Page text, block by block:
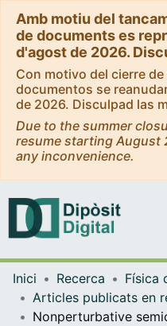
Amb motiu del
de documents es
d'agost de 2026.
Con motivo del cierre
documentos se
de 2026. Disculpad las
Due to the summer
resume starting August
any inconvenience.
Inici Recerca